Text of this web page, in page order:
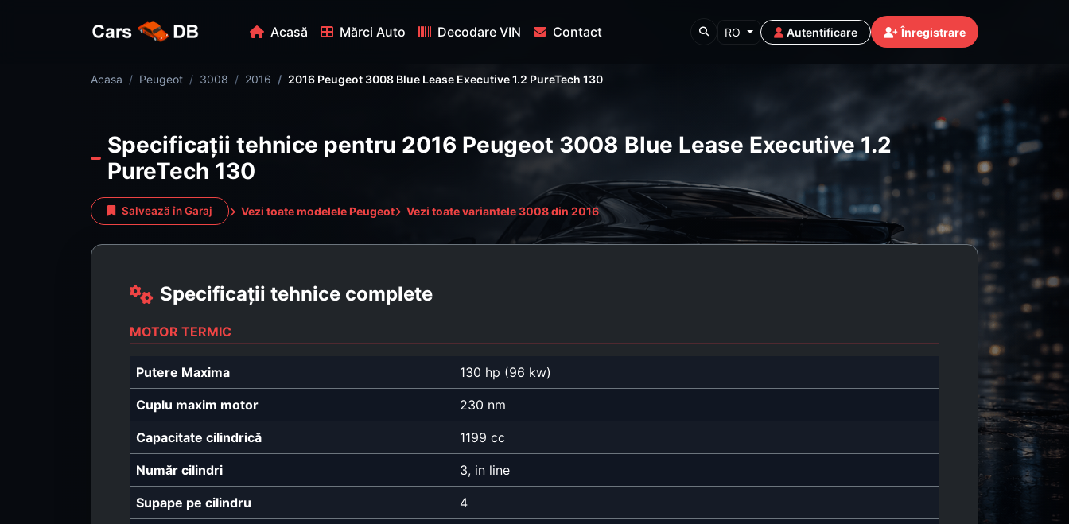
Acasă Mărci Auto Decodare VIN Contact RO Autentificare Înregistrare
Acasa Peugeot 3008 2016 2016 Peugeot 3008 Blue Lease Executive 1.2 PureTech 130
Specificații tehnice pentru 2016 Peugeot 3008 Blue Lease Executive 1.2
PureTech 130
Salvează în Garaj Vezi toate modelele Peugeot Vezi toate variantele 3008 din 2016
Specificații tehnice complete
MOTOR TERMIC
Putere Maxima 130 hp (96 kw)
Cuplu maxim motor 230 nm
Capacitate cilindrică 1199 cc
Număr cilindri 3, in line
Supape pe cilindru 4